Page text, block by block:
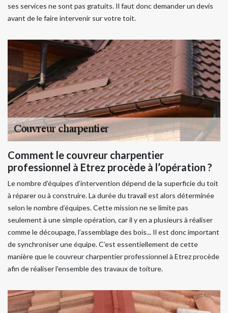
ses services ne sont pas gratuits. Il faut donc demander un devis
avant de le faire intervenir sur votre toit.
Comment le couvreur charpentier
professionnel à Etrez procède à l’opération ?
Le nombre d’équipes d’intervention dépend de la superficie du toit
à réparer ou à construire. La durée du travail est alors déterminée
selon le nombre d’équipes. Cette mission ne se limite pas
seulement à une simple opération, car il y en a plusieurs à réaliser
comme le découpage, l’assemblage des bois... Il est donc important
de synchroniser une équipe. C’est essentiellement de cette
manière que le couvreur charpentier professionnel à Etrez procède
afin de réaliser l'ensemble des travaux de toiture.